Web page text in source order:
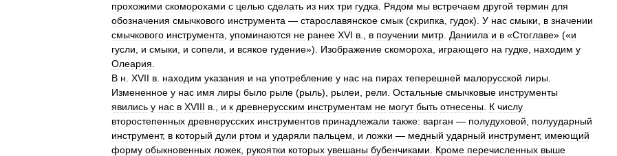
прохожими скоморохами с целью сделать из них три гудка Рядом мы встречаем другой термин для
обозначения смычкового инструмента — старославянское смык (скрипка гудок). У нас смыки в значении
смычкового инструмента упоминаются не ранее XVI в в поучении митр Даниила и в «Стоглаве» («и
гусли
и смыки и сопели и всякое гудение»). Изображение скомороха играющего на гудке находим у
Олеария
В н XVII в находим указания и на употребление у нас на пирах теперешней малорусской лиры
Измененное у нас имя лиры было рыле (рыль), рылеи рели Остальные смычковые инструменты
явились у нас в XVIII в и к древнерусским инструментам не могут быть отнесены К числу
второстепенных древнерусских инструментов принадлежали также: варган — полудуховой
полуударный
инструмент, в который дули ртом и ударяли пальцем и ложки — медный ударный инструмент, имеющий
форму обыкновенных ложек рукоятки которых увешаны бубенчиками Кроме перечисленных выше